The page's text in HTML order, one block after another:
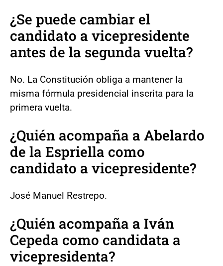
¿Se puede cambiar el
candidato a vicepresidente
antes de la segunda vuelta?
No. La Constitución obliga a mantener la
misma fórmula presidencial inscrita para la
primera vuelta.
¿Quién acompaña a Abelardo
de la Espriella como
candidato a vicepresidente?
José Manuel Restrepo.
¿Quién acompaña a Iván
Cepeda como candidata a
vicepresidenta?